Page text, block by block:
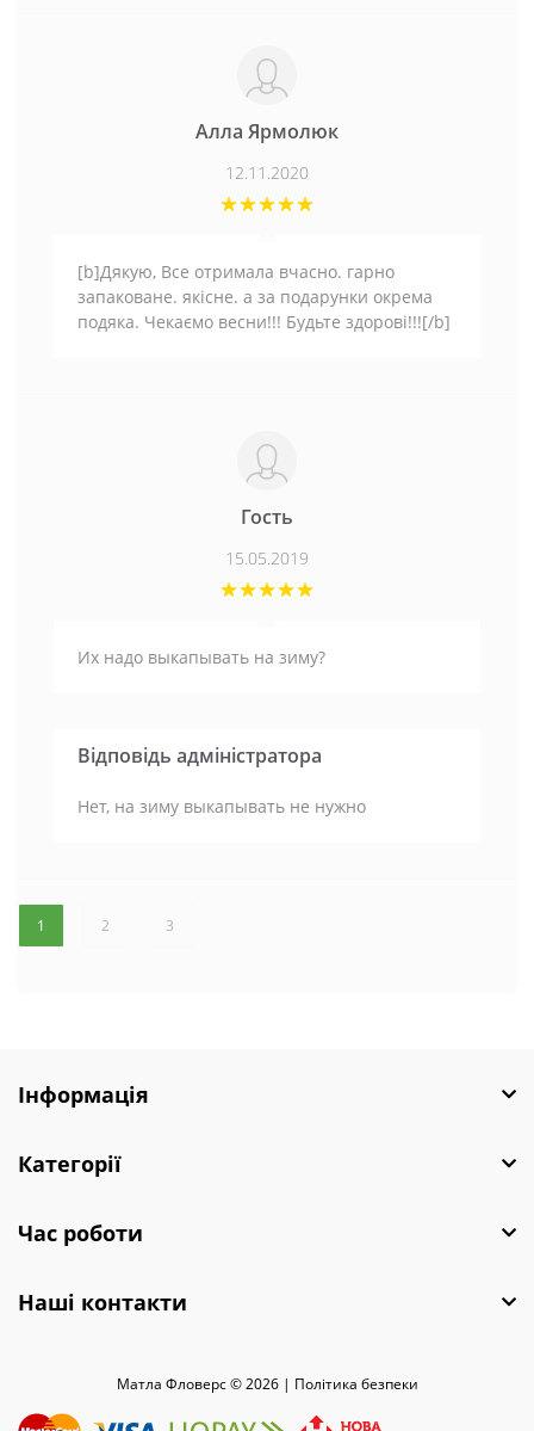
Алла Ярмолюк
12.11.2020
[b]Дякую, Все отримала вчасно. гарно
запаковане. якісне. а за подарунки окрема
подяка. Чекаємо весни!!! Будьте здорові!!![/b]
Гость
15.05.2019
Их надо выкапывать на зиму?
Відповідь адміністратора
Нет, на зиму выкапывать не нужно
1 2 3
Інформація
Категорії
Час роботи
Наші контакти
Матла Фловерс © 2026 | Полiтика безпеки